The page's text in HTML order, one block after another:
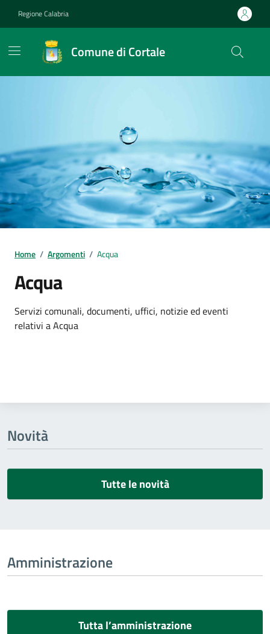
Regione Calabria
Comune di Cortale
Home / Argomenti / Acqua
Acqua
Dettagli dell'argomento
Servizi comunali, documenti, uffici, notizie ed eventi
relativi a Acqua
Novità
Tutte le novità
Amministrazione
Tutta l’amministrazione